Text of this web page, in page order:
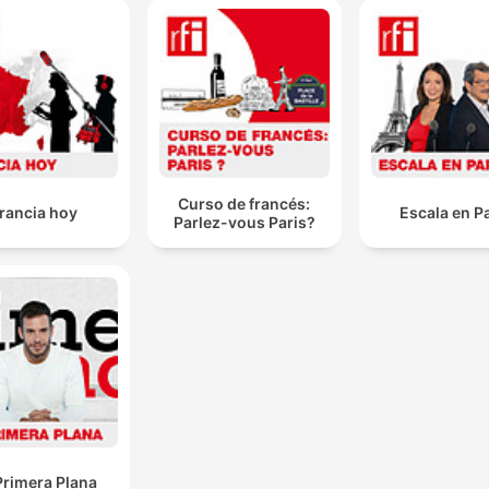
hoy
Curso de francés:
Parlez-vous Paris?
Escala en
Plana